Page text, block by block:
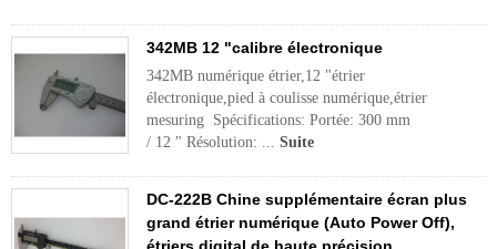
342MB 12 "calibre électronique
342MB numérique étrier,12 "étrier
électronique,pied à coulisse numérique,étrier
mesuring Spécifications: Portée: 300 mm
/ 12 " Résolution: ... Suite
DC-222B Chine supplémentaire écran plus
grand étrier numérique (Auto Power Off),